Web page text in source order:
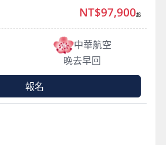
中華航空
晚去早回
NT$97,900起
報名